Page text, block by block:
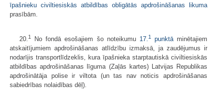
īpašnieku civiltiesiskās atbildības obligātās apdrošināšanas likuma
prasībām.
20. 1 No fondā esošajiem šo noteikumu 17. 1punktāminētajiem
atskaitījumiem apdrošināšanas atlīdzību izmaksā, ja zaudējumus ir
nodarījis transportlīdzeklis, kura īpašnieka starptautiskā civiltiesiskās
atbildības apdrošināšanas līguma (Zaļās kartes) Latvijas Republikas
apdrošinātāja polise ir viltota (un tas nav noticis apdrošināšanas
sabiedrības nolaidības dēļ).